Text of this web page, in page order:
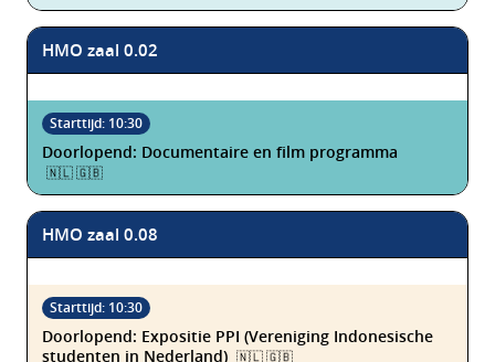
HMO zaal 0.02
Doorlopend: Documentaire en film programma
🇳🇱 🇬🇧
HMO zaal 0.08
Doorlopend: Expositie PPI (Vereniging Indonesische
studenten in Nederland) 🇳🇱 🇬🇧